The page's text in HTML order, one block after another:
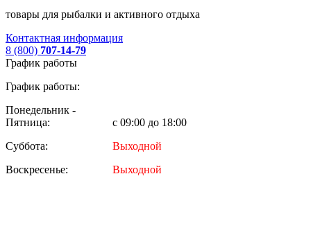
товары для рыбалки и активного отдыха
Контактная информация
8 (800) 707-14-79
График работы
График работы:
Понедельник -
Пятница:
с 09:00 до 18:00
Суббота:
Выходной
Воскресенье:
Выходной